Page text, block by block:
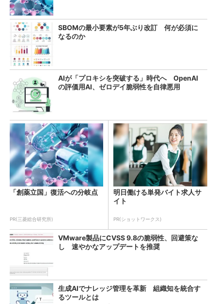
SBOMの最小要素が5年ぶり改訂 何が必須に
なるのか
AIが「プロキシを突破する」時代へ OpenAI
の評価用AI、ゼロデイ脆弱性を自律悪用
「創薬立国」復活への分岐点
PR(三菱総合研究所)
明日働ける単発バイト求人サ
イト
PR(ショットワークス)
VMware製品にCVSS 9.8の脆弱性、回避策な
し 速やかなアップデートを推奨
生成AIでナレッジ管理を革新 組織知を統合す
るツールとは